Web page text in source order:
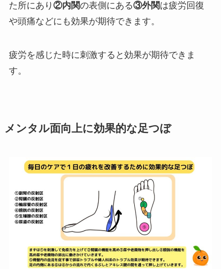
た所にあり ②内関の表側にある③外関は疲労回復
や頭痛などにも効果が期待できます。
疲労を感じた時に刺激すると効果が期待できま
す。
メンタル面向上に効果的な足つぼ